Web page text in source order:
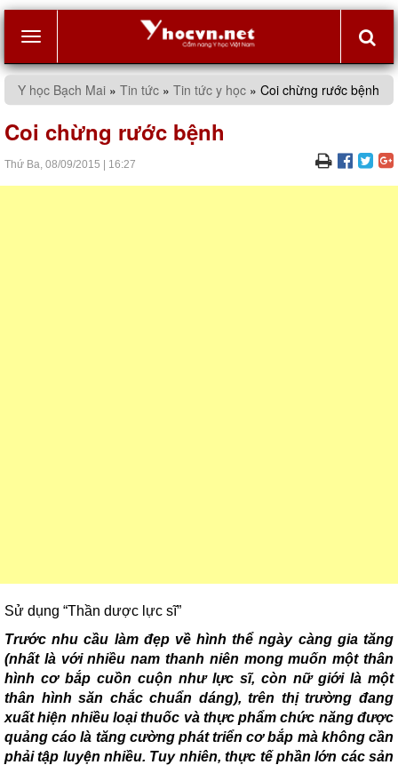
navigation
Y học Bạch Mai » Tin tức » Tin tức y học » Coi chừng rước bệnh
Coi chừng rước bệnh
Thứ Ba, 08/09/2015 16:27
Sử dụng “Thần dược lực sĩ”
Trước nhu cầu làm đẹp về hình thể ngày càng gia tăng
(nhất là với nhiều nam thanh niên mong muốn một thân
hình cơ bắp cuồn cuộn như lực sĩ, còn nữ giới là một
thân hình săn chắc chuẩn dáng), trên thị trường đang
xuất hiện nhiều loại thuốc và thực phẩm chức năng được
quảng cáo là tăng cường phát triển cơ bắp mà không cần
phải tập luyện nhiều. Tuy nhiên, thực tế phần lớn các sản